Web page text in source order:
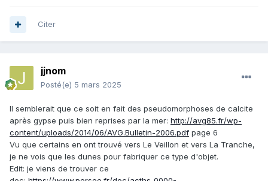
Citer
jjnom
Posté(e) 5 mars 2025
Il semblerait que ce soit en fait des pseudomorphoses de calcite
après gypse puis bien reprises par la mer: http://avg85.fr/wp-
content/uploads/2014/06/AVG.Bulletin-2006.pdf page 6
Vu que certains en ont trouvé vers Le Veillon et vers La Tranche,
je ne vois que les dunes pour fabriquer ce type d'objet.
Edit: je viens de trouver ce